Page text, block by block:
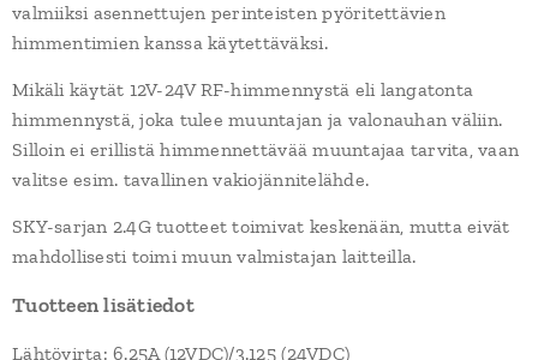
valmiiksi asennettujen perinteisten pyöritettävien
himmentimien kanssa käytettäväksi.
Mikäli käytät 12V-24V RF-himmennystä eli langatonta
himmennystä, joka tulee muuntajan ja valonauhan väliin.
Silloin ei erillistä himmennettävää muuntajaa tarvita, vaan
valitse esim. tavallinen vakiojännitelähde.
SKY-sarjan 2.4G tuotteet toimivat keskenään, mutta eivät
mahdollisesti toimi muun valmistajan laitteilla.
Tuotteen lisätiedot
Lähtövirta: 6.25A (12VDC)/3.125 (24VDC)